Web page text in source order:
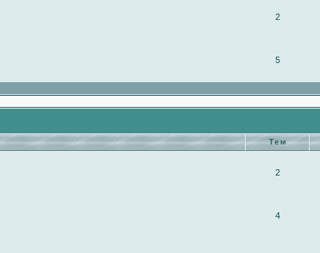
2
5
Тем
2
4